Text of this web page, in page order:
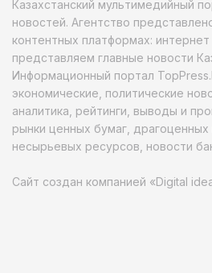
Казахстанский мультимедийный
новостей. Агентство
контентных платформах:
представляем главные новости
Информационный портал
экономические, политические
аналитика, рейтинги, выводы и
рынки ценных бумаг,
несырьевых ресурсов, новости
Сайт создан компанией «Digital